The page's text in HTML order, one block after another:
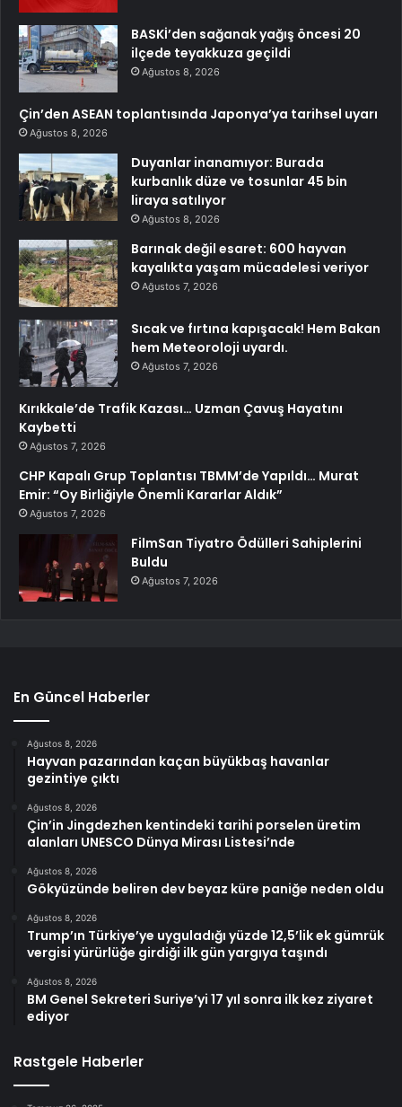
BASKİ’den sağanak yağış öncesi 20
ilçede teyakkuza geçildi
Ağustos 8, 2026
Çin’den ASEAN toplantısında Japonya’ya tarihsel uyarı
Ağustos 8, 2026
Duyanlar inanamıyor: Burada
kurbanlık düze ve tosunlar 45 bin
liraya satılıyor
Ağustos 8, 2026
Barınak değil esaret: 600 hayvan
kayalıkta yaşam mücadelesi veriyor
Ağustos 7, 2026
Sıcak ve fırtına kapışacak! Hem Bakan
hem Meteoroloji uyardı.
Ağustos 7, 2026
Kırıkkale’de Trafik Kazası… Uzman Çavuş Hayatını
Kaybetti
Ağustos 7, 2026
CHP Kapalı Grup Toplantısı TBMM’de Yapıldı… Murat
Emir: “Oy Birliğiyle Önemli Kararlar Aldık”
Ağustos 7, 2026
FilmSan Tiyatro Ödülleri Sahiplerini
Buldu
Ağustos 7, 2026
En Güncel Haberler
Ağustos 8, 2026
Hayvan pazarından kaçan büyükbaş havanlar
gezintiye çıktı
Ağustos 8, 2026
Çin’in Jingdezhen kentindeki tarihi porselen üretim
alanları UNESCO Dünya Mirası Listesi’nde
Ağustos 8, 2026
Gökyüzünde beliren dev beyaz küre paniğe neden oldu
Ağustos 8, 2026
Trump’ın Türkiye’ye uyguladığı yüzde 12,5’lik ek gümrük
vergisi yürürlüğe girdiği ilk gün yargıya taşındı
Ağustos 8, 2026
BM Genel Sekreteri Suriye’yi 17 yıl sonra ilk kez ziyaret
ediyor
Rastgele Haberler